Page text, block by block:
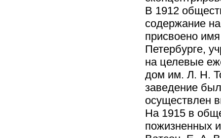
В 1912
содержание
присвоено
Петербурге,
на целевые
дом им. Л. Н.
заведение
осуществлен
На 1915 в
пожизненных